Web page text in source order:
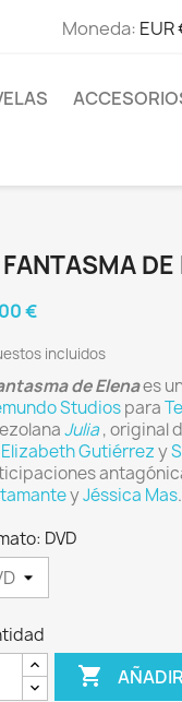
Moneda: EUR
FANTASMA DE
€
incluidos
de Elenaes
Studiospara
Julia, original
Elizabeth Gutiérrezy
yJéssica Mas.
DVD
